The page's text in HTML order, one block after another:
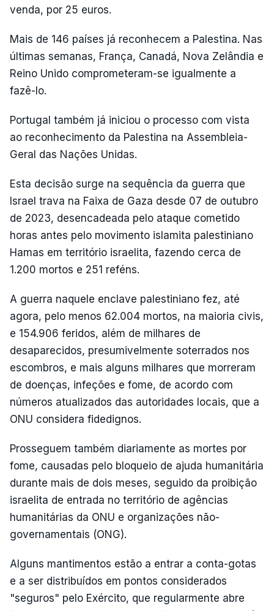
venda, por 25 euros.
Mais de 146 países já reconhecem a Palestina. Nas
últimas semanas, França, Canadá, Nova Zelândia e
Reino Unido comprometeram-se igualmente a
fazê-lo.
Portugal também já iniciou o processo com vista
ao reconhecimento da Palestina na Assembleia-
Geral das Nações Unidas.
Esta decisão surge na sequência da guerra que
Israel trava na Faixa de Gaza desde 07 de outubro
de 2023, desencadeada pelo ataque cometido
horas antes pelo movimento islamita palestiniano
Hamas em território israelita, fazendo cerca de
1.200 mortos e 251 reféns.
A guerra naquele enclave palestiniano fez, até
agora, pelo menos 62.004 mortos, na maioria civis,
e 154.906 feridos, além de milhares de
desaparecidos, presumivelmente soterrados nos
escombros, e mais alguns milhares que morreram
de doenças, infeções e fome, de acordo com
números atualizados das autoridades locais, que a
ONU considera fidedignos.
Prosseguem também diariamente as mortes por
fome, causadas pelo bloqueio de ajuda humanitária
durante mais de dois meses, seguido da proibição
israelita de entrada no território de agências
humanitárias da ONU e organizações não-
governamentais (ONG).
Alguns mantimentos estão a entrar a conta-gotas
e a ser distribuídos em pontos considerados
"seguros" pelo Exército, que regularmente abre